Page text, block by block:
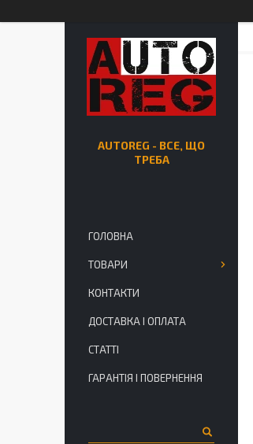
AUTOREG - ВСЕ, ЩО
ТРЕБА
ГОЛОВНА
ТОВАРИ
КОНТАКТИ
ДОСТАВКА І ОПЛАТА
СТАТТІ
ГАРАНТІЯ І ПОВЕРНЕННЯ